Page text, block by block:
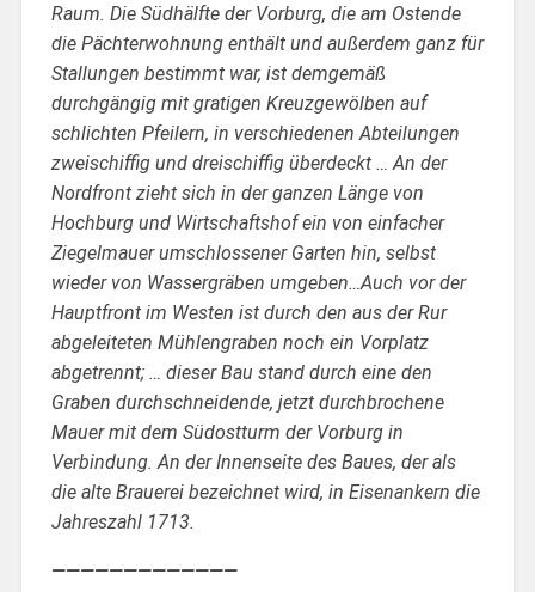
Raum. Die Südhälfte der Vorburg, die am Ostende
die Pächterwohnung enthält und außerdem ganz für
Stallungen bestimmt war, ist demgemäß
durchgängig mit gratigen Kreuzgewölben auf
schlichten Pfeilern, in verschiedenen Abteilungen
zweischiffig und dreischiffig überdeckt … An der
Nordfront zieht sich in der ganzen Länge von
Hochburg und Wirtschaftshof ein von einfacher
Ziegelmauer umschlossener Garten hin, selbst
wieder von Wassergräben umgeben…Auch vor der
Hauptfront im Westen ist durch den aus der Rur
abgeleiteten Mühlengraben noch ein Vorplatz
abgetrennt; … dieser Bau stand durch eine den
Graben durchschneidende, jetzt durchbrochene
Mauer mit dem Südostturm der Vorburg in
Verbindung. An der Innenseite des Baues, der als
die alte Brauerei bezeichnet wird, in Eisenankern die
Jahreszahl 1713.
—————————————